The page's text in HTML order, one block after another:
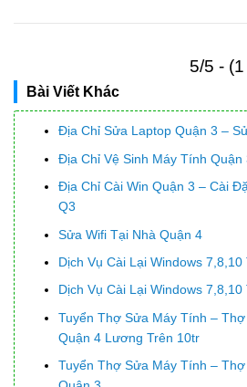
5/5 -
Bài Viết Khác
Địa Chỉ Sửa Laptop Quận 3 –
Địa Chỉ Vệ Sinh Máy Tính Quận
Địa Chỉ Cài Win Quận 3 – Cài
Q3
Sửa Wifi Tại Nhà Quận 4
Dịch Vụ Cài Lại Windows
Dịch Vụ Cài Lại Windows
Tuyển Thợ Sửa Máy Tính –
Quận 4 Lương Trên 10tr
Tuyển Thợ Sửa Máy Tính –